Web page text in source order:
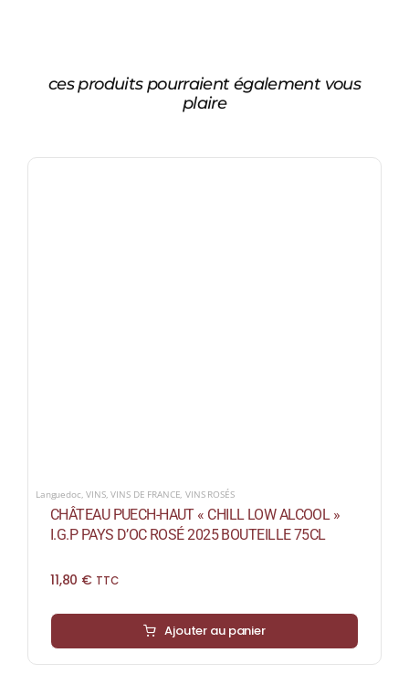
ces produits pourraient également vous
plaire
Languedoc ,VINS,VINS DE FRANCE ,VINS ROSÉS
CHÂTEAU PUECH-HAUT « CHILL LOW ALCOOL »
I.G.P PAYS D’OC ROSÉ 2025 BOUTEILLE 75CL
11,80 € TTC
Ajouter au panier